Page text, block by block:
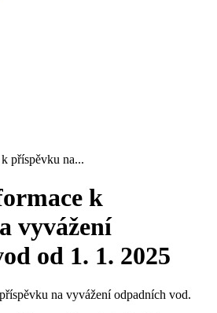
příspěvku na...
k
vyvážení
od 1. 1. 2025
na vyvážení odpadních vod.